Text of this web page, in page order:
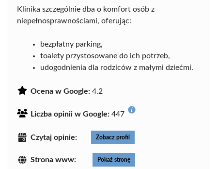
Klinika szczególnie dba o komfort osób z
niepełnosprawnościami, oferując:
bezpłatny parking,
toalety przystosowane do ich potrzeb,
udogodnienia dla rodziców z małymi dziećmi.
Ocena w Google: 4.2
Liczba opinii w Google: 447
Czytaj opinie: Zobacz profil
Strona www: Pokaż stronę